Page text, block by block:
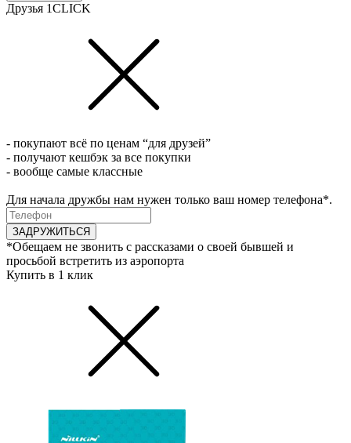
Друзья 1CLICK
- покупают всё по ценам “для друзей”
- получают кешбэк за все покупки
- вообще самые классные
Для начала дружбы нам нужен только ваш номер телефона*.
ЗАДРУЖИТЬСЯ
*Обещаем не звонить с рассказами о своей бывшей и
просьбой встретить из аэропорта
Купить в 1 клик